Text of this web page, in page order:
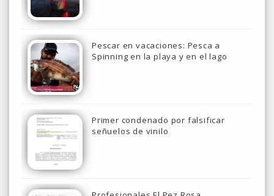
Pescar en vacaciones: Pesca a
Spinning en la playa y en el lago
Primer condenado por falsificar
señuelos de vinilo